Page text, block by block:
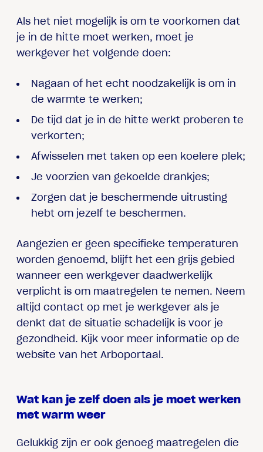
Als het niet mogelijk is om te voorkomen dat
je in de hitte moet werken, moet je
werkgever het volgende doen:
Nagaan of het echt noodzakelijk is om in
de warmte te werken;
De tijd dat je in de hitte werkt proberen te
verkorten;
Afwisselen met taken op een koelere plek;
Je voorzien van gekoelde drankjes;
Zorgen dat je beschermende uitrusting
hebt om jezelf te beschermen.
Aangezien er geen specifieke temperaturen
worden genoemd, blijft het een grijs gebied
wanneer een werkgever daadwerkelijk
verplicht is om maatregelen te nemen. Neem
altijd contact op met je werkgever als je
denkt dat de situatie schadelijk is voor je
gezondheid. Kijk voor meer informatie op de
website van het Arboportaal.
Wat kan je zelf doen als je moet werken
met warm weer
Gelukkig zijn er ook genoeg maatregelen die